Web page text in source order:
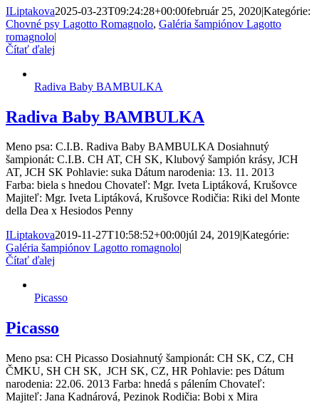
ILiptakova2025-03-23T09:24:28+00:00február 25, 2020|Kategórie:
Chovné psy Lagotto Romagnolo, Galéria šampiónov Lagotto
romagnolo|
Čítať ďalej
Radiva Baby BAMBULKA
Radiva Baby BAMBULKA
Meno psa: C.I.B. Radiva Baby BAMBULKA Dosiahnutý
šampionát: C.I.B. CH AT, CH SK, Klubový šampión krásy, JCH
AT, JCH SK Pohlavie: suka Dátum narodenia: 13. 11. 2013
Farba: biela s hnedou Chovateľ: Mgr. Iveta Liptáková, Krušovce
Majiteľ: Mgr. Iveta Liptáková, Krušovce Rodičia: Riki del Monte
della Dea x Hesiodos Penny
ILiptakova2019-11-27T10:58:52+00:00júl 24, 2019|Kategórie:
Galéria šampiónov Lagotto romagnolo|
Čítať ďalej
Picasso
Picasso
Meno psa: CH Picasso Dosiahnutý šampionát: CH SK, CZ, CH
ČMKU, SH CH SK, JCH SK, CZ, HR Pohlavie: pes Dátum
narodenia: 22.06. 2013 Farba: hnedá s pálením Chovateľ:
Majiteľ: Jana Kadnárová, Pezinok Rodičia: Bobi x Mira